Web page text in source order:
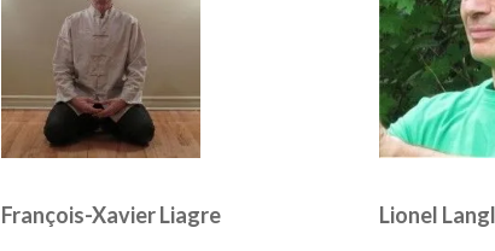
François-Xavier Liagre Lionel